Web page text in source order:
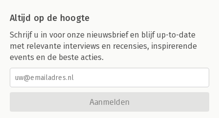
Altijd op de hoogte
Schrijf u in voor onze nieuwsbrief en blijf up-to-date
met relevante interviews en recensies, inspirerende
events en de beste acties.
Aanmelden